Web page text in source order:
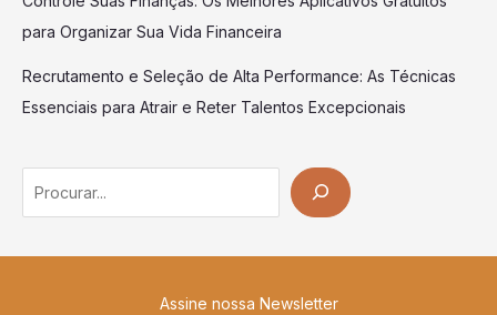
para Organizar Sua Vida Financeira
Recrutamento e Seleção de Alta Performance: As Técnicas
Essenciais para Atrair e Reter Talentos Excepcionais
Assine nossa Newsletter